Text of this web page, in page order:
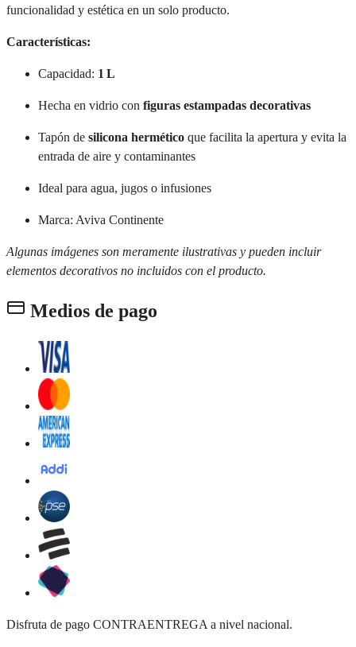
funcionalidad y estética en un solo producto.
Características:
Capacidad: 1 L
Hecha en vidrio con figuras estampadas decorativas
Tapón de silicona hermético que facilita la apertura y evita la
entrada de aire y contaminantes
Ideal para agua, jugos o infusiones
Marca: Aviva Continente
Algunas imágenes son meramente ilustrativas y pueden incluir
elementos decorativos no incluidos con el producto.
Medios de pago
Disfruta de pago CONTRAENTREGA a nivel nacional.